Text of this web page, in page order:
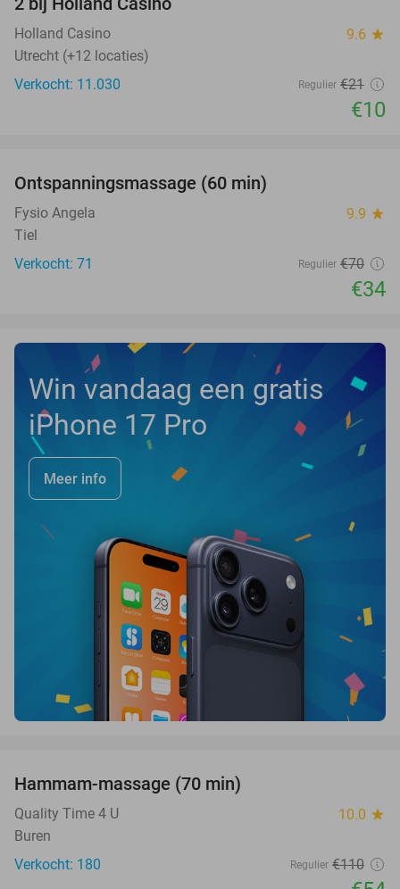
Holland Casino 9.6 star
Utrecht (+12 locaties)
Verkocht: 11.030
Regulier €21
€10
Ontspanningsmassage (60 min)
Fysio Angela 9.9 star
Tiel
Verkocht: 71
Regulier €70
€34
Win vandaag een gratis
iPhone 17 Pro
Meer info
OUT
Hammam-massage (70 min)
Quality Time 4 U 10.0 star
Buren
Verkocht: 180
Regulier €110